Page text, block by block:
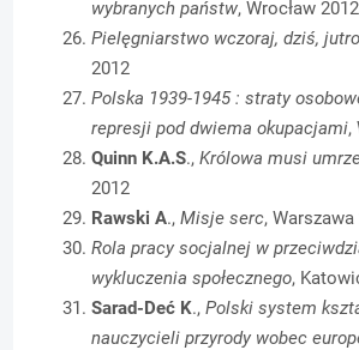
wybranych państw, Wrocław 2012
Pielęgniarstwo wczoraj, dziś,
2012
Polska 1939-1945 : straty
represji pod dwiema okupacjami,
Quinn K.A.S.,Królowa musi
2012
Rawski A.,Misje serc, Warszawa
Rola pracy socjalnej w
wykluczenia społecznego,
Sarad-Deć K.,Polski system
nauczycieli przyrody wobec